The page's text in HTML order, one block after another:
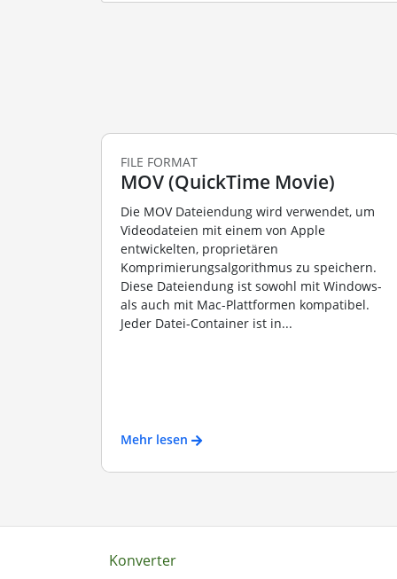
FILE FORMAT
MOV (QuickTime Movie)
Die MOV Dateiendung wird verwendet, um
Videodateien mit einem von Apple
entwickelten, proprietären
Komprimierungsalgorithmus zu speichern.
Diese Dateiendung ist sowohl mit Windows-
als auch mit Mac-Plattformen kompatibel.
Jeder Datei-Container ist in...
Mehr lesen
Konverter